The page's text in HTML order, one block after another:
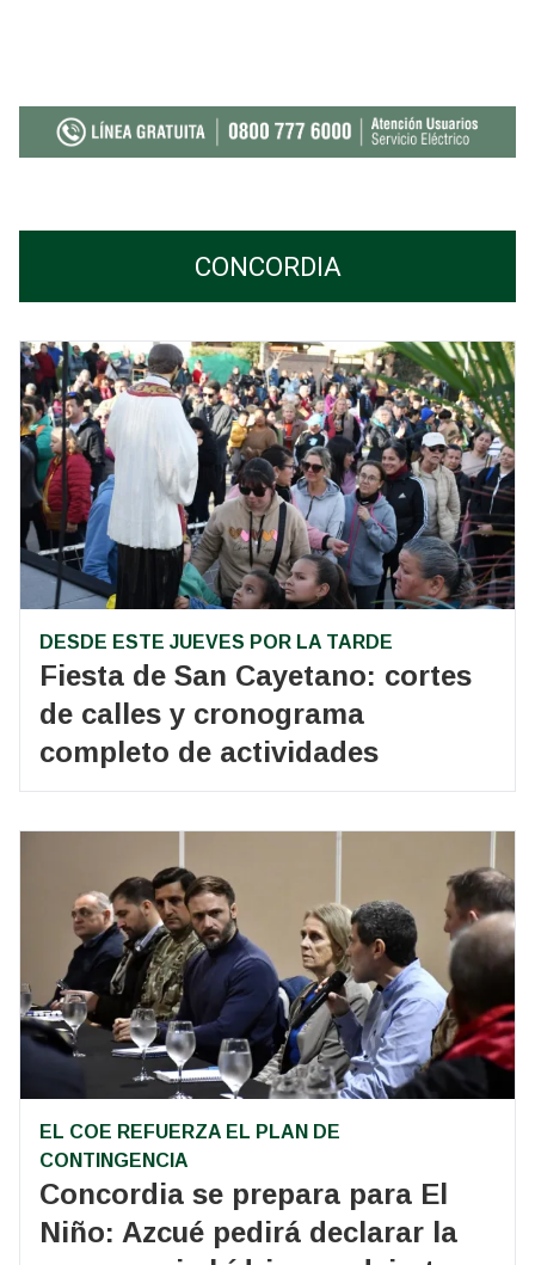
CONCORDIA
DESDE ESTE JUEVES POR LA TARDE
Fiesta de San Cayetano: cortes
de calles y cronograma
completo de actividades
EL COE REFUERZA EL PLAN DE
CONTINGENCIA
Concordia se prepara para El
Niño: Azcué pedirá declarar la